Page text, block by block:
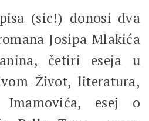
(sic!) donosi dva
Josipa Mlakića
četiri eseja u
Život, literatura,
esej o